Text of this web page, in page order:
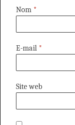
Nom *
E-mail *
Site web